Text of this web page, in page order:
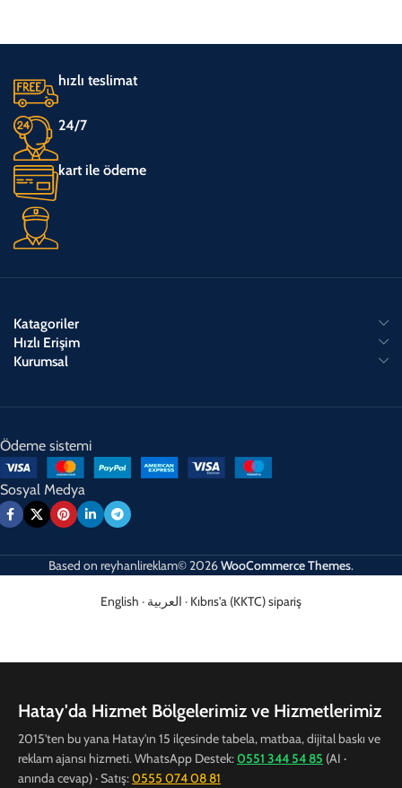
hızlı teslimat
24/7
kart ile ödeme
Katagoriler
Hızlı Erişim
Kurumsal
Ödeme sistemi
Sosyal Medya
Based on reyhanlireklam© 2026WooCommerce Themes.
English · العربية · Kıbrıs'a (KKTC) sipariş
Hatay'da Hizmet Bölgelerimiz ve Hizmetlerimiz
2015'ten bu yana Hatay'ın 15 ilçesinde tabela, matbaa, dijital baskı ve
reklam ajansı hizmeti. WhatsApp Destek:0551 344 54 85 (AI ·
anında cevap) · Satış:0555 074 08 81